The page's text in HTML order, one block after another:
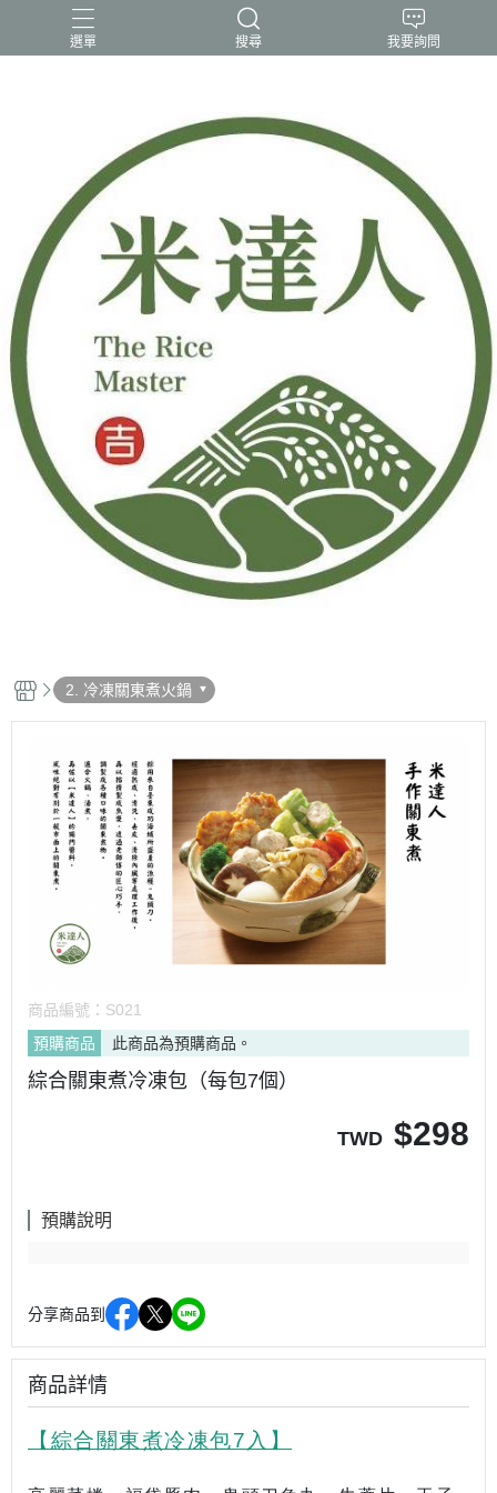
選單 搜尋 我要詢問
2. 冷凍關東煮火鍋
商品編號： S021
預購商品
此商品為預購商品。
綜合關東煮冷凍包（每包7個）
TWD $298
預購說明
分享商品到
商品詳情
【綜合關東煮冷凍包7入】